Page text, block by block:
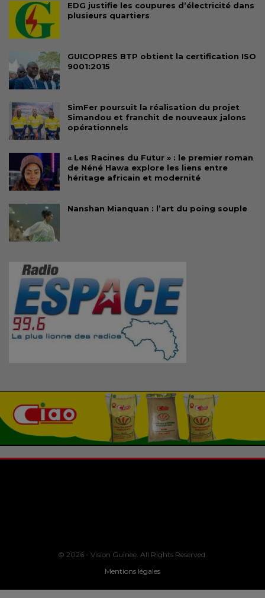
EDG justifie les coupures d’électricité dans
plusieurs quartiers
GUICOPRES BTP obtient la certification ISO
9001:2015
SimFer poursuit la réalisation du projet
Simandou et franchit de nouveaux jalons
opérationnels
« Les Racines du Futur » : le premier roman
de Néné Hawa explore les liens entre
héritage africain et modernité
Nanshan Mianquan : l’art du poing souple
© 2026 - Vision Guinee. All Rights Reserved.
Mentions légales